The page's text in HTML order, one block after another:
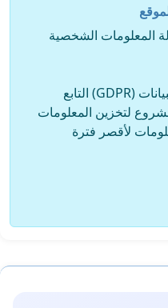
المعلومات الشخصية
يتطلب النظام العام لحماية البيانات (GDPR) التابع
لتخزين المعلومات
لأقصر فترة